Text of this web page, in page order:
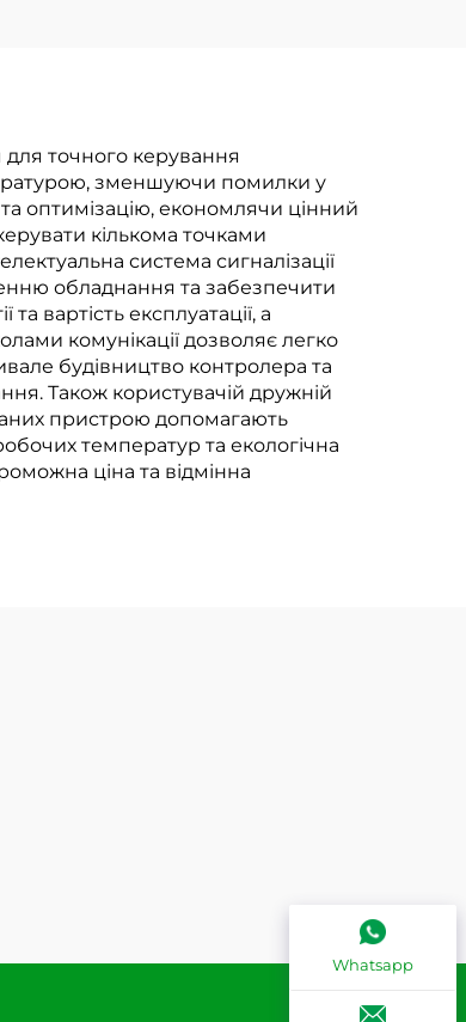
точного керування
зменшуючи помилки у
оптимізацію, економлячи цінний
кількома точками
система сигналізації
обладнання та забезпечити
вартість експлуатації, а
комунікації дозволяє легко
будівництво контролера та
Також користувачій дружній
пристрою допомагають
температур та екологічна
ціна та відмінна
Whatsapp